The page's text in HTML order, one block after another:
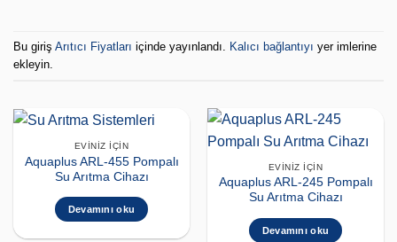
Bu giriş Arıtıcı Fiyatları içinde yayınlandı. Kalıcı bağlantıyı yer imlerine
ekleyin.
EVINIZ İÇIN
Aquaplus ARL-455 Pompalı
Su Arıtma Cihazı
Devamını oku
EVINIZ İÇIN
Aquaplus ARL-245 Pompalı
Su Arıtma Cihazı
Devamını oku